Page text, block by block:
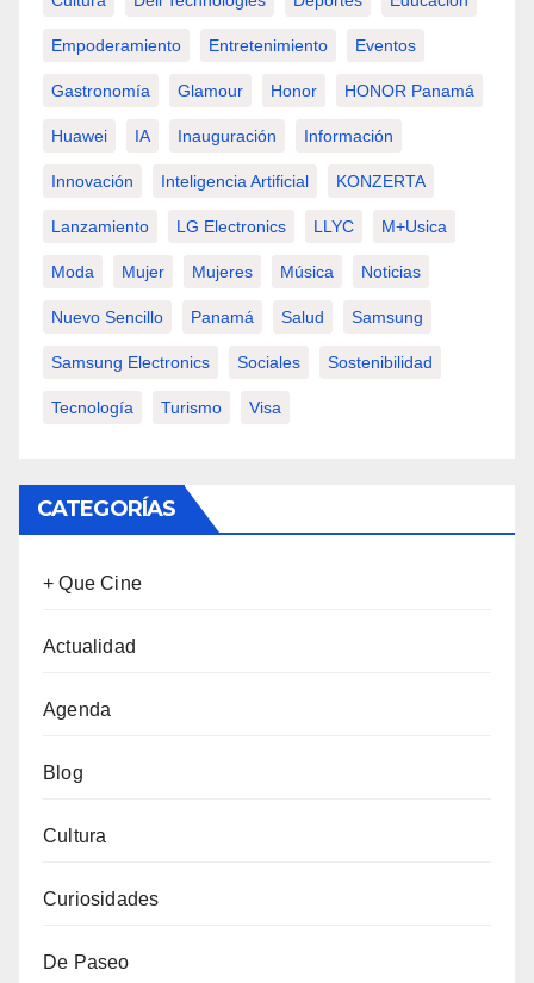
Empoderamiento Entretenimiento Eventos
Gastronomía Glamour Honor HONOR Panamá
Huawei IA Inauguración Información
Innovación Inteligencia Artificial KONZERTA
Lanzamiento LG Electronics LLYC M+usica
Moda Mujer Mujeres Música Noticias
Nuevo Sencillo Panamá Salud Samsung
Samsung Electronics Sociales Sostenibilidad
Tecnología Turismo Visa
CATEGORÍAS
+ Que Cine
Actualidad
Agenda
Blog
Cultura
Curiosidades
De Paseo